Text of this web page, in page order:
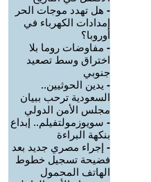
- هل تهدد موجات الحر
إمدادات الكهرباء في
أوروبا؟
- مفاوضات روما بلا
اختراق وسط تصعيد
جنوبي
- يدين الحوثيين..
السعودية ترحب ببيان
مجلس الأمن الدولي
- سويوزمولتفيلم.. إبداع
بنكهة البراءة
- إجراء مصري جديد بعد
فضيحة تسجيل خطوط
الهاتف المحمول